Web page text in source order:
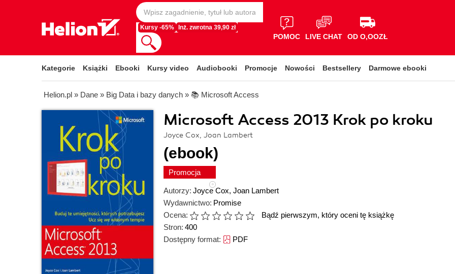
Kursy -65% Inż. zwrotna 39,90 zł
POMOC LIVE CHAT OD O,OOZŁ
Kategorie Książki Ebooki Kursy video Audiobooki Promocje Nowości Bestsellery Darmowe ebooki
Helion.pl » Dane » Big Data i bazy danych » 📚 Microsoft Access
Microsoft Access 2013 Krok po kroku
Joyce Cox, Joan Lambert
(ebook)
Promocja
Autorzy: Joyce Cox, Joan Lambert
Wydawnictwo: Promise
Ocena:
Bądź pierwszym, który oceni tę książkę
Stron: 400
Dostępny format: PDF